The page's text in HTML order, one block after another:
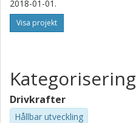
2018-01-01.
Visa projekt
Kategorisering
Drivkrafter
Hållbar utveckling